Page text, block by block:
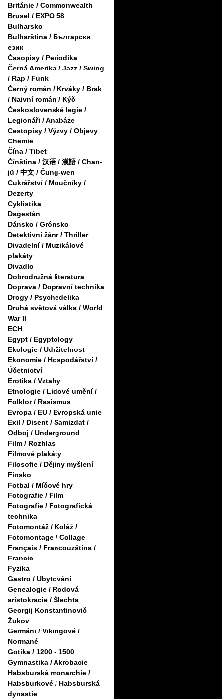
Británie / Commonwealth
Brusel / EXPO 58
Bulharsko
Bulharština / Български
език
Časopisy / Periodika
Černá Amerika / Jazz / Swing
/ Rap / Funk
Černý román / Krváky / Brak
/ Naivní román / Kýč
Československé legie /
Legionáři / Anabáze
Cestopisy / Výzvy / Objevy
Chemie
Čína / Tibet
Čínština / 汉语 / 漢語 / Chan-
jü / 中文 / Čung-wen
Cukrářství / Moučníky /
Dezerty
Cyklistika
Dagestán
Dánsko / Grónsko
Detektivní žánr / Thriller
Divadelní / Muzikálové
plakáty
Divadlo
Dobrodružná literatura
Doprava / Dopravní technika
Drogy / Psychedelika
Druhá světová válka / World
War II
ECH
Egypt / Egyptology
Ekologie / Udržitelnost
Ekonomie / Hospodářství /
Účetnictví
Erotika / Vztahy
Etnologie / Lidové umění /
Folklor / Rasismus
Evropa / EU / Evropská unie
Exil / Disent / Samizdat /
Odboj / Underground
Film / Rozhlas
Filmové plakáty
Filosofie / Dějiny myšlení
Finsko
Fotbal / Míčové hry
Fotografie / Film
Fotografie / Fotografická
technika
Fotomontáž / Koláž /
Fotomontage / Collage
Français / Francouzština /
Francie
Fyzika
Gastro / Ubytování
Genealogie / Rodová
aristokracie / Šlechta
Georgij Konstantinovič
Žukov
Germáni / Vikingové /
Normané
Gotika / 1200 - 1500
Gymnastika / Akrobacie
Habsburská monarchie /
Habsburkové / Habsburská
dynastie